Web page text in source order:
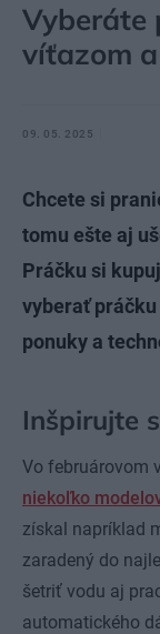
Vyberáte
víťazom
09. 05. 2025
Chcete si
tomu ešte aj
Práčku si
vyberať
ponuky a
Inšpirujte
Vo februárovom
niekoľko
získal napríklad
zaradený do
šetriť vodu aj
automatického